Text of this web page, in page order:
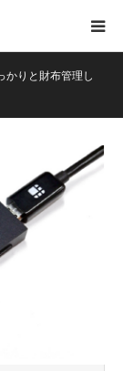
かりと財布管理し